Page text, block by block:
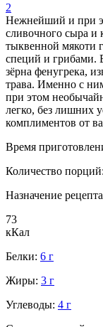
2
Нежнейший и при
сливочного сыра и
тыквенной мякоти
специй и грибами.
зёрна фенугрека,
трава. Именно с
при этом
легко, без лишних
комплиментов от
Время
Количество порций:
Назначение
73
кКал
Белки: 6 г
Жиры: 3 г
Углеводы: 4 г